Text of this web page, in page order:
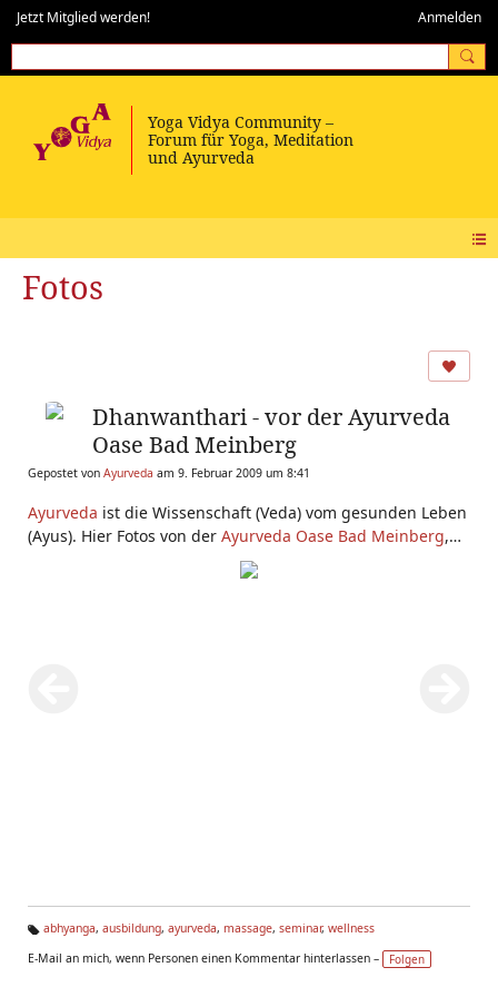
Jetzt Mitglied werden! Anmelden
Fotos
Dhanwanthari - vor der Ayurveda
Oase Bad Meinberg
Gepostet von Ayurveda am 9. Februar 2009 um 8:41
Ayurveda ist die Wissenschaft (Veda) vom gesunden Leben
(Ayus). Hier Fotos von der Ayurveda Oase Bad Meinberg,
Ayurveda Massage Ausbildung
g
abhyanga, ausbildung, ayurveda, massage, seminar, wellness
E-Mail an mich, wenn Personen einen Kommentar hinterlassen –
Folgen